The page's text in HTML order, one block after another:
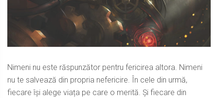
Nimeni nu este răspunzător pentru fericirea altora. Nimeni
nu te salvează din propria nefericire. În cele din urmă,
fiecare își alege viața pe care o merită. Și fiecare din